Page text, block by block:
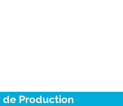
de Production